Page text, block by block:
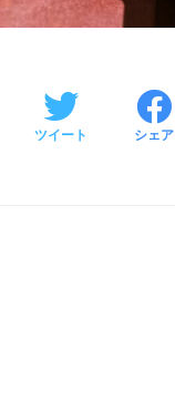
ツイート シェア